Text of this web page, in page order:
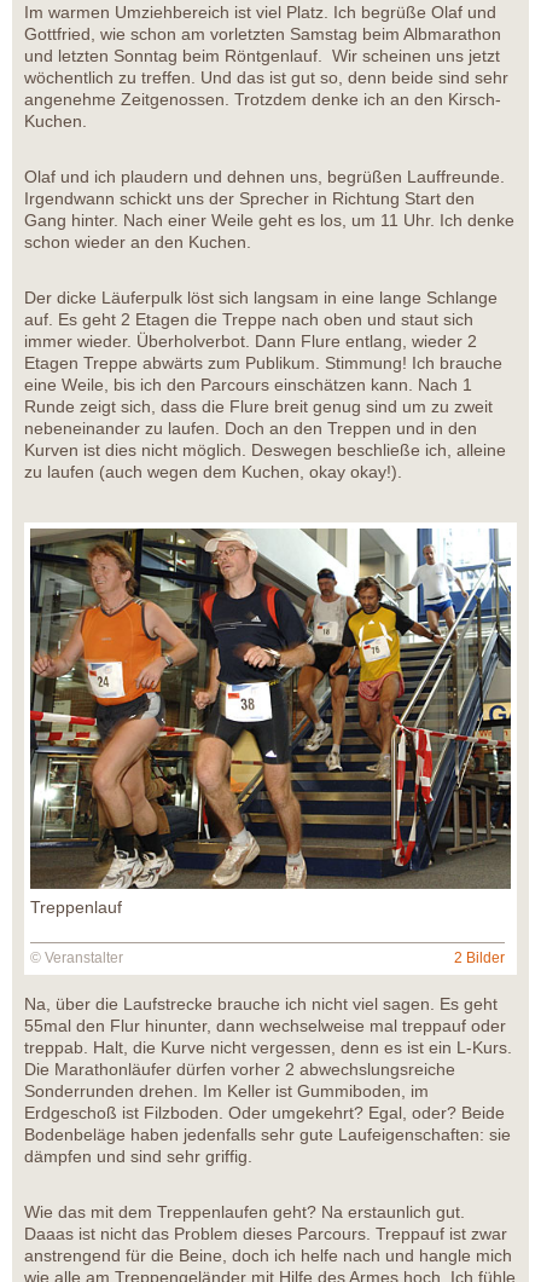
Im warmen Umziehbereich ist viel Platz. Ich begrüße Olaf und
Gottfried, wie schon am vorletzten Samstag beim Albmarathon
und letzten Sonntag beim Röntgenlauf. Wir scheinen uns jetzt
wöchentlich zu treffen. Und das ist gut so, denn beide sind sehr
angenehme Zeitgenossen. Trotzdem denke ich an den Kirsch-
Kuchen.
Olaf und ich plaudern und dehnen uns, begrüßen Lauffreunde.
Irgendwann schickt uns der Sprecher in Richtung Start den
Gang hinter. Nach einer Weile geht es los, um 11 Uhr. Ich denke
schon wieder an den Kuchen.
Der dicke Läuferpulk löst sich langsam in eine lange Schlange
auf. Es geht 2 Etagen die Treppe nach oben und staut sich
immer wieder. Überholverbot. Dann Flure entlang, wieder 2
Etagen Treppe abwärts zum Publikum. Stimmung! Ich brauche
eine Weile, bis ich den Parcours einschätzen kann. Nach 1
Runde zeigt sich, dass die Flure breit genug sind um zu zweit
nebeneinander zu laufen. Doch an den Treppen und in den
Kurven ist dies nicht möglich. Deswegen beschließe ich, alleine
zu laufen (auch wegen dem Kuchen, okay okay!).
Treppenlauf
© Veranstalter 2 Bilder
Na, über die Laufstrecke brauche ich nicht viel sagen. Es geht
55mal den Flur hinunter, dann wechselweise mal treppauf oder
treppab. Halt, die Kurve nicht vergessen, denn es ist ein L-Kurs.
Die Marathonläufer dürfen vorher 2 abwechslungsreiche
Sonderrunden drehen. Im Keller ist Gummiboden, im
Erdgeschoß ist Filzboden. Oder umgekehrt? Egal, oder? Beide
Bodenbeläge haben jedenfalls sehr gute Laufeigenschaften: sie
dämpfen und sind sehr griffig.
Wie das mit dem Treppenlaufen geht? Na erstaunlich gut.
Daaas ist nicht das Problem dieses Parcours. Treppauf ist zwar
anstrengend für die Beine, doch ich helfe nach und hangle mich
wie alle am Treppengeländer mit Hilfe des Armes hoch. Ich fühle